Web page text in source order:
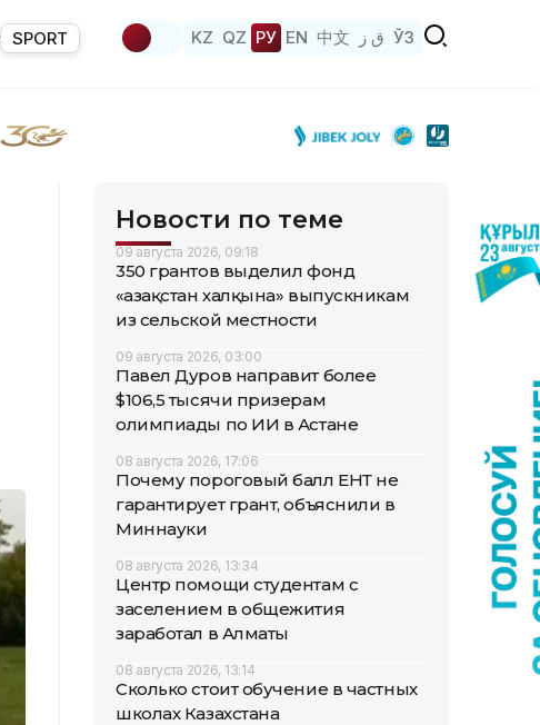
SPORT KZ QZ РУ EN 中文 ق ز ЎЗ
Новости по теме
09 августа 2026, 09:18
350 грантов выделил фонд
«Қазақстан халқына» выпускникам
из сельской местности
09 августа 2026, 03:00
Павел Дуров направит более
$106,5 тысячи призерам
олимпиады по ИИ в Астане
08 августа 2026, 17:06
Почему пороговый балл ЕНТ не
гарантирует грант, объяснили в
Миннауки
08 августа 2026, 13:34
Центр помощи студентам с
заселением в общежития
заработал в Алматы
08 августа 2026, 13:14
Сколько стоит обучение в частных
школах Казахстана